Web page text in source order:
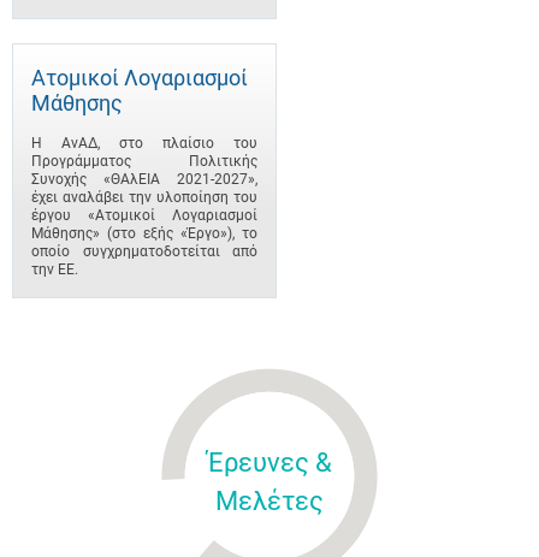
Ατομικοί Λογαριασμοί
Μάθησης
Η ΑνΑΔ, στο πλαίσιο του
Προγράμματος Πολιτικής
Συνοχής «ΘΑλΕΙΑ 2021-2027»,
έχει αναλάβει την υλοποίηση του
έργου «Ατομικοί Λογαριασμοί
Μάθησης» (στο εξής «Έργο»), το
οποίο συγχρηματοδοτείται από
την ΕΕ.
Έρευνες &
Μελέτες